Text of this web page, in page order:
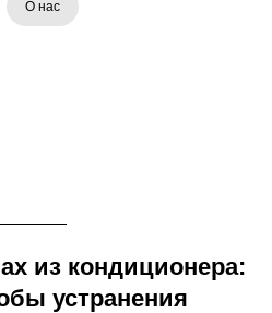
О нас
из кондиционера:
устранения